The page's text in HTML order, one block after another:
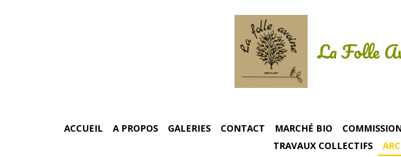
La Folle
ACCUEIL A PROPOS GALERIES CONTACT MARCHÉ BIO
TRAVAUX COLLECTIFS